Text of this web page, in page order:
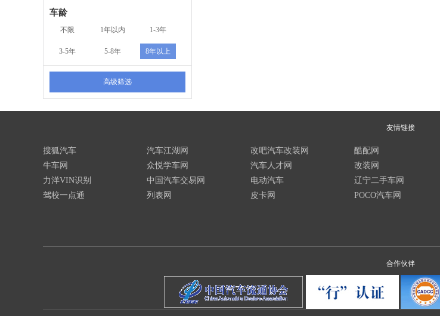
车龄
不限 1年以内 1-3年
3-5年 5-8年 8年以上
高级筛选
友情链接
搜狐汽车
牛车网
力洋VIN识别
驾校一点通
汽车江湖网
众悦学车网
中国汽车交易网
列表网
改吧汽车改装网
汽车人才网
电动汽车
皮卡网
酷配网
改装网
辽宁二手车网
POCO汽车网
合作伙伴